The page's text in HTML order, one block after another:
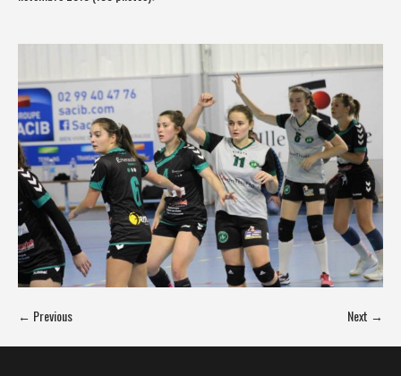
← Previous Next →